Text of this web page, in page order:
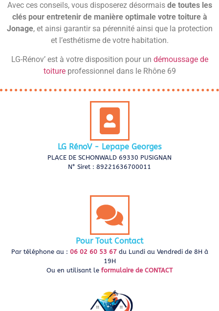
Avec ces conseils, vous disposerez désormais de toutes les
clés pour entretenir de manière optimale votre toiture à
Jonage, et ainsi garantir sa pérennité ainsi que la protection
et l’esthétisme de votre habitation.
LG-Rénov’ est à votre disposition pour un démoussage de
toitureprofessionnel dans le Rhône 69
LG RénoV - Lepape Georges
PLACE DE SCHONWALD 69330 PUSIGNAN
N° Siret : 89221636700011
Pour Tout Contact
Par téléphone au : 06 02 60 53 67du Lundi au Vendredi de 8H à
19H
Ou en utilisant le formulaire de CONTACT